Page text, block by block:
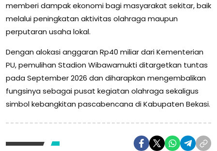
memberi dampak ekonomi bagi masyarakat sekitar, baik
melalui peningkatan aktivitas olahraga maupun
perputaran usaha lokal.
Dengan alokasi anggaran Rp40 miliar dari Kementerian
PU, pemulihan Stadion Wibawamukti ditargetkan tuntas
pada September 2026 dan diharapkan mengembalikan
fungsinya sebagai pusat kegiatan olahraga sekaligus
simbol kebangkitan pascabencana di Kabupaten Bekasi.